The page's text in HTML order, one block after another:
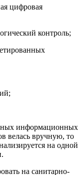
цифровая
контроль;
информационных
велась вручную, то
на одной
на санитарно-